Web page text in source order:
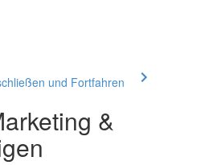
und Fortfahren
&